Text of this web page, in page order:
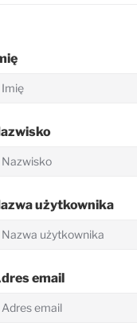
użytkownika
email